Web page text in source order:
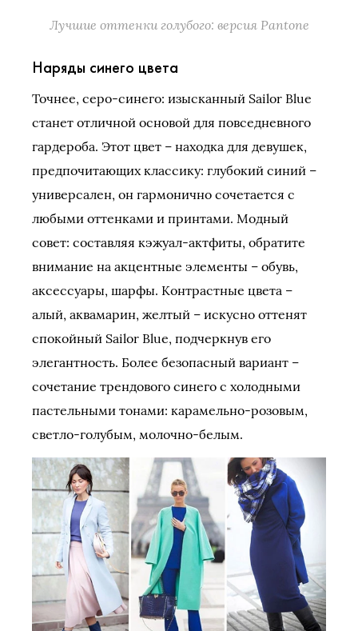
Лучшие оттенки голубого: версия Pantone
Наряды синего цвета
Точнее, серо-синего: изысканный Sailor Blue
станет отличной основой для повседневного
гардероба. Этот цвет – находка для девушек,
предпочитающих классику: глубокий синий –
универсален, он гармонично сочетается с
любыми оттенками и принтами. Модный
совет: составляя кэжуал-актфиты, обратите
внимание на акцентные элементы – обувь,
аксессуары, шарфы. Контрастные цвета –
алый, аквамарин, желтый – искусно оттенят
спокойный Sailor Blue, подчеркнув его
элегантность. Более безопасный вариант –
сочетание трендового синего с холодными
пастельными тонами: карамельно-розовым,
светло-голубым, молочно-белым.